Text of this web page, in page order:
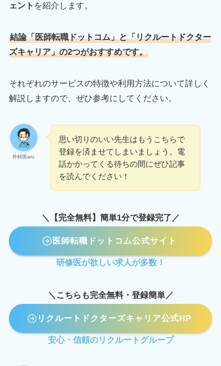
ェント を紹介します。
結論「医師転職ドットコム」と「リクルートドクター
ズキャリア」の2つがおすすめです。
それぞれのサービスの特徴や利用方法について詳しく
解説しますので、ぜひ参考にしてください。
外科医aru
思い切りのいい先生はもうこちらで
登録を済ませてしまいましょう。電
話かかってくる待ちの間にぜひ記事
を読んでください！
＼【完全無料】簡単1分で登録完了／
医師転職ドットコム公式サイト
研修医が欲しい求人が多数！
＼こちらも完全無料・登録簡単／
リクルートドクターズキャリア公式HP
安心・信頼のリクルートグループ